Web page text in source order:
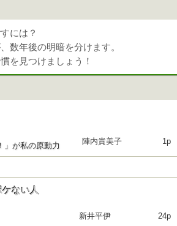
には？
数年後の明暗を分けます。
を見つけましょう！
」が私の原動力 陣内貴美子 1p
ない人
新井平伊 24p